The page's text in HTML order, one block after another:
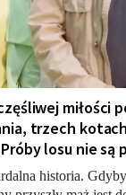
miłości
trzech
losu nie są
historia.